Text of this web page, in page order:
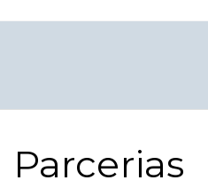
Parcerias